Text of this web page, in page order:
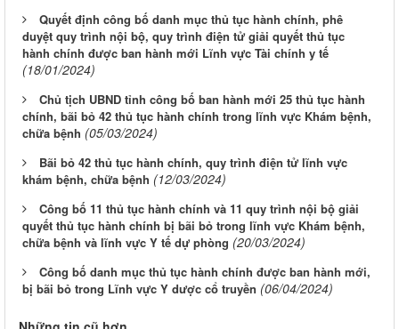
Quyết định công bố danh mục thủ tục hành chính, phê
duyệt quy trình nội bộ, quy trình điện tử giải quyết thủ tục
hành chính được ban hành mới Lĩnh vực Tài chính y tế
(18/01/2024)
Chủ tịch UBND tỉnh công bố ban hành mới 25 thủ tục hành
chính, bãi bỏ 42 thủ tục hành chính trong lĩnh vực Khám bệnh,
chữa bệnh (05/03/2024)
Bãi bỏ 42 thủ tục hành chính, quy trình điện tử lĩnh vực
khám bệnh, chữa bệnh (12/03/2024)
Công bố 11 thủ tục hành chính và 11 quy trình nội bộ giải
quyết thủ tục hành chính bị bãi bỏ trong lĩnh vực Khám bệnh,
chữa bệnh và lĩnh vực Y tế dự phòng (20/03/2024)
Công bố danh mục thủ tục hành chính được ban hành mới,
bị bãi bỏ trong Lĩnh vực Y dược cổ truyền (06/04/2024)